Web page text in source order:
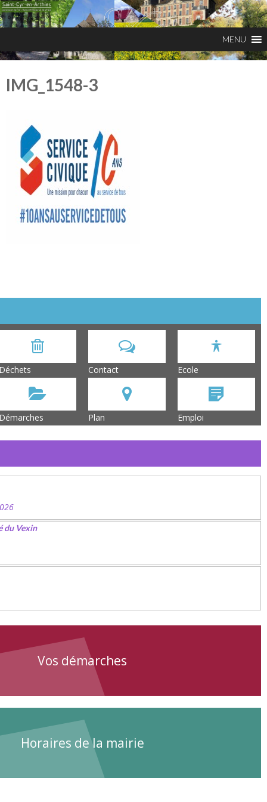
IMG_1548-3
Contact Ecole
Plan Emploi
du Vexin
Vos démarches
Horaires de la mairie